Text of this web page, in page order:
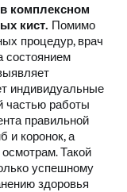
комплексном
кист. Помимо
процедур, врач
состоянием
индивидуальные
частью работы
правильной
и коронок, а
Такой
успешному
здоровья